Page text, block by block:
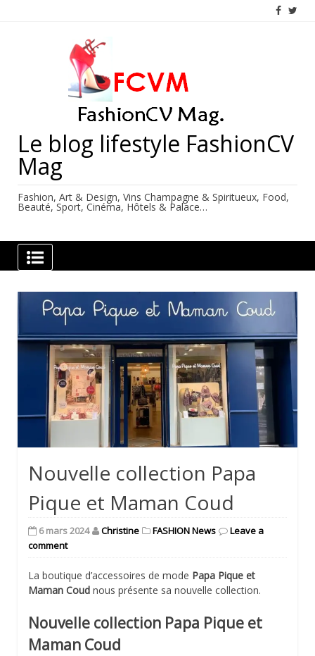
Le blog lifestyle FashionCV
Mag
Fashion, Art & Design, Vins Champagne & Spiritueux, Food,
Beauté, Sport, Cinéma, Hôtels & Palace…
Nouvelle collection Papa
Pique et Maman Coud
6 mars 2024 Christine FASHION News
Leave a
comment
La boutique d’accessoires de mode Papa Pique et
Maman Coud nous présente sa nouvelle collection.
Nouvelle collection Papa Pique et
Maman Coud